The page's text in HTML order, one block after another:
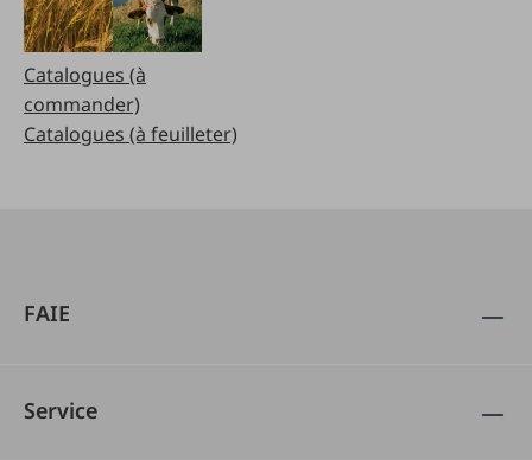
Catalogues (à
commander)
Catalogues (à feuilleter)
FAIE
Service